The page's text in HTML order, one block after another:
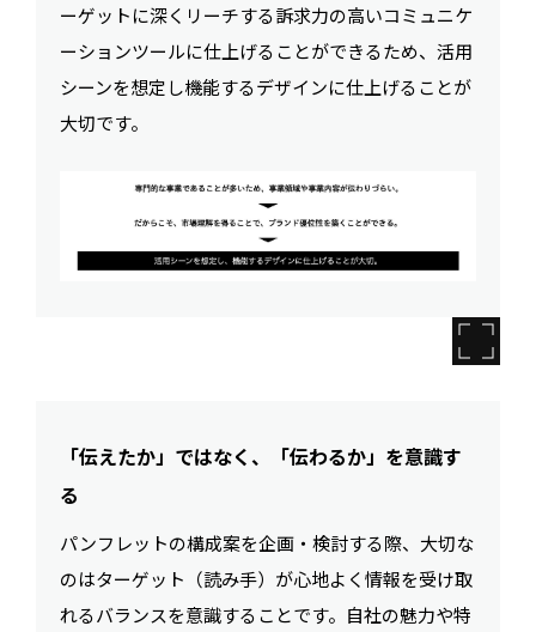
ーゲットに深くリーチする訴求力の高いコミュニケ
ーションツールに仕上げることができるため、活用
シーンを想定し機能するデザインに仕上げることが
大切です。
「伝えたか」ではなく、「伝わるか」を意識す
る
パンフレットの構成案を企画・検討する際、大切な
のはターゲット（読み手）が心地よく情報を受け取
れるバランスを意識することです。自社の魅力や特